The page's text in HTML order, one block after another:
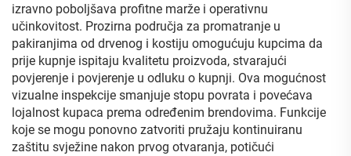
izravno poboljšava profitne marže i operativnu
učinkovitost. Prozirna područja za promatranje u
pakiranjima od drvenog i kostiju omogućuju kupcima da
prije kupnje ispitaju kvalitetu proizvoda, stvarajući
povjerenje i povjerenje u odluku o kupnji. Ova mogućnost
vizualne inspekcije smanjuje stopu povrata i povećava
lojalnost kupaca prema određenim brendovima. Funkcije
koje se mogu ponovno zatvoriti pružaju kontinuiranu
zaštitu svježine nakon prvog otvaranja, potičući